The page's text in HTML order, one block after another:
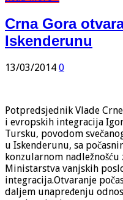
Crna Gora
Iskenderunu
13/03/2014 0
Potpredsjednik Vlade
i evropskih integracija
Tursku, povodom
u Iskenderunu, sa
konzularnom
Ministarstva vanjskih
integracija.Otvaranje
daljem unapređenju